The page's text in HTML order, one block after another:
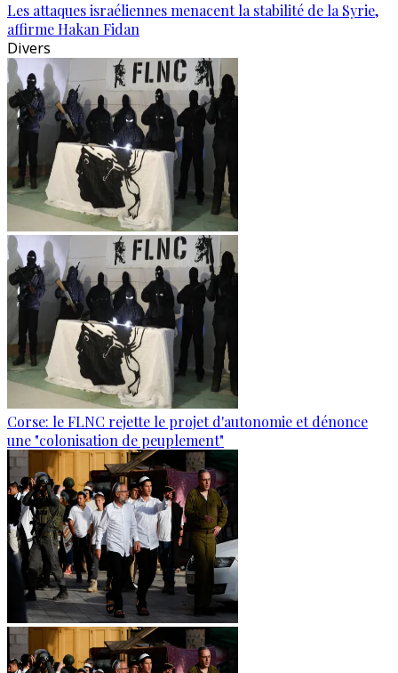
Les attaques israéliennes menacent la stabilité de la Syrie,
affirme Hakan Fidan
Divers
Corse: le FLNC rejette le projet d'autonomie et dénonce
une "colonisation de peuplement"